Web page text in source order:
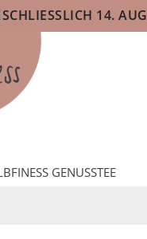
14.
GENUSSTEE